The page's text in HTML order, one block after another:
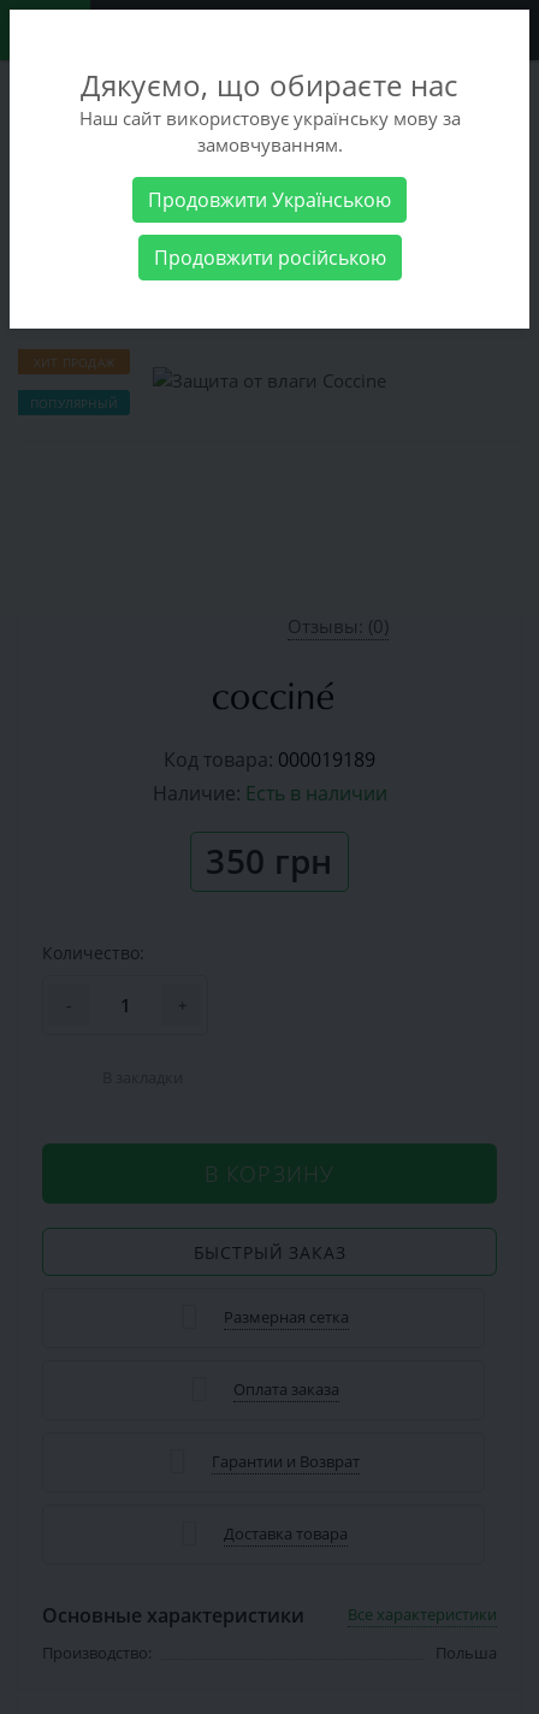
+38 (068) 486-90-09
+38 (093) 486-90-09
Всё для обуви Защита от влаги Сoccine
Защита от влаги Сoccine
ХИТ ПРОДАЖ
ПОПУЛЯРНЫЙ
Отзывы: (0)
Код товара: 000019189
Наличие: Есть в наличии
350 грн
Количество:
- +
В КОРЗИНУ
БЫСТРЫЙ ЗАКАЗ
Размерная сетка
Оплата заказа
Гарантии и Возврат
Доставка товара
Основные характеристики
Все характеристики
Производство:
Польша
Дякуємо, що обираєте нас
Наш сайт використовує українську мову за
замовчуванням.
Продовжити Українською
Продовжити російською